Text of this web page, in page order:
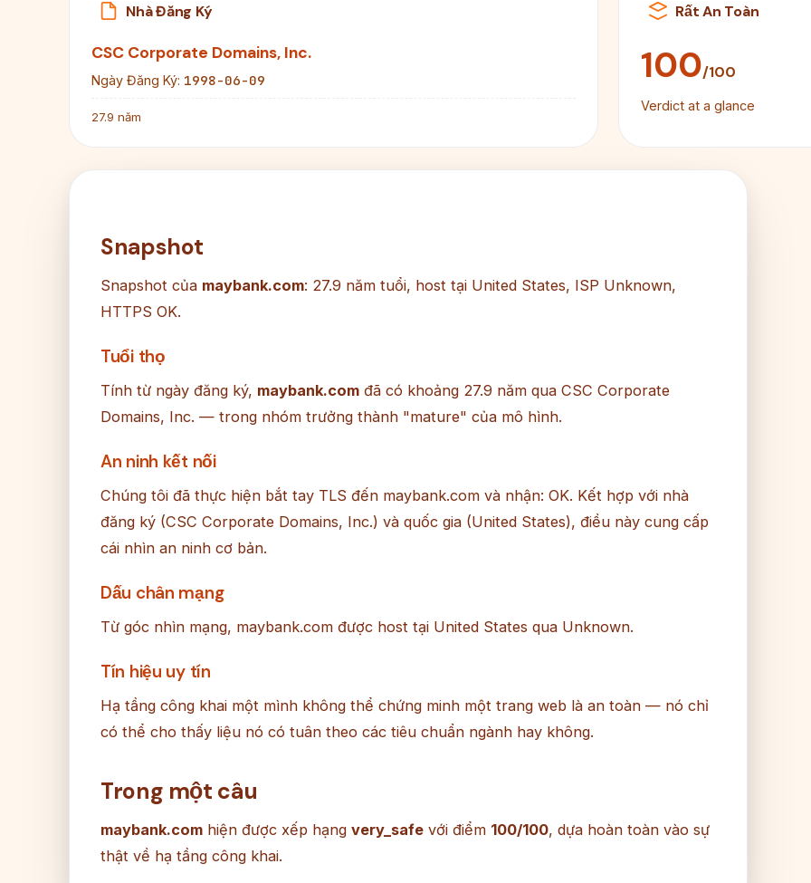
Nhà Đăng Ký
CSC Corporate Domains, Inc.
Ngày Đăng Ký: 1998-06-09
27.9 năm
Rất An Toàn
100/100
Verdict at a glance
Snapshot
Snapshot của maybank.com: 27.9 năm tuổi, host tại United States, ISP Unknown,
HTTPS OK.
Tuổi thọ
Tính từ ngày đăng ký, maybank.com đã có khoảng 27.9 năm qua CSC Corporate
Domains, Inc. — trong nhóm trưởng thành "mature" của mô hình.
An ninh kết nối
Chúng tôi đã thực hiện bắt tay TLS đến maybank.com và nhận: OK. Kết hợp với nhà
đăng ký (CSC Corporate Domains, Inc.) và quốc gia (United States), điều này cung cấp
cái nhìn an ninh cơ bản.
Dấu chân mạng
Từ góc nhìn mạng, maybank.com được host tại United States qua Unknown.
Tín hiệu uy tín
Hạ tầng công khai một mình không thể chứng minh một trang web là an toàn — nó chỉ
có thể cho thấy liệu nó có tuân theo các tiêu chuẩn ngành hay không.
Trong một câu
maybank.com hiện được xếp hạng very_safe với điểm 100/100, dựa hoàn toàn vào sự
thật về hạ tầng công khai.